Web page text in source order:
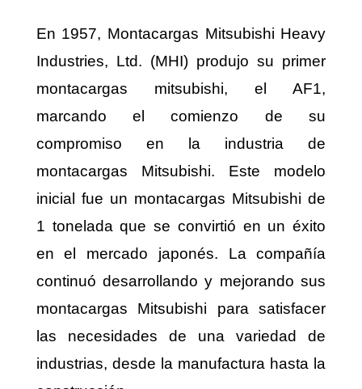
En 1957, Montacargas Mitsubishi Heavy
Industries, Ltd. (MHI) produjo su primer
montacargas mitsubishi, el AF1,
marcando el comienzo de su
compromiso en la industria de
montacargas Mitsubishi. Este modelo
inicial fue un montacargas Mitsubishi de
1 tonelada que se convirtió en un éxito
en el mercado japonés. La compañía
continuó desarrollando y mejorando sus
montacargas Mitsubishi para satisfacer
las necesidades de una variedad de
industrias, desde la manufactura hasta la